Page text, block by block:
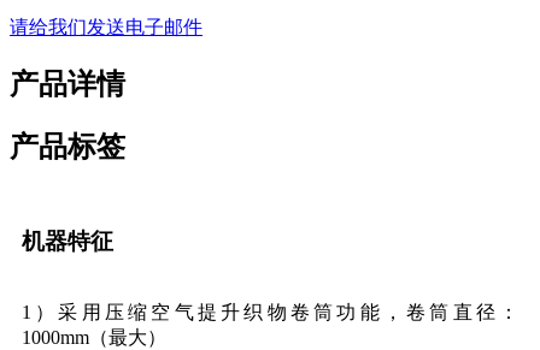
请给我们发送电子邮件
产品详情
产品标签
机器特征
1）采用压缩空气提升织物卷筒功能，卷筒直径：
1000mm（最大）